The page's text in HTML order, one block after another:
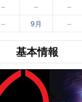
– – –
– 9月 –
基本情報